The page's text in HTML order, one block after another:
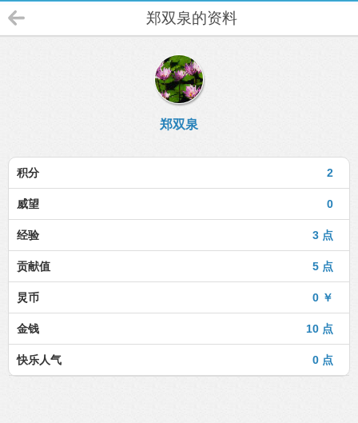
郑双泉的资料
郑双泉
2
积分
0
威望
3 点
经验
5 点
贡献值
0 ￥
炅币
10 点
金钱
0 点
快乐人气